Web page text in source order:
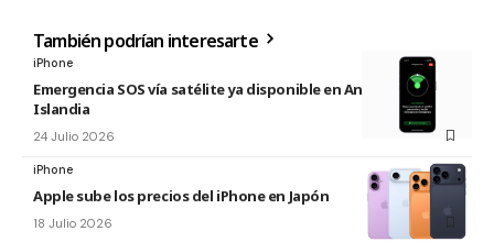
También podrían interesarte
iPhone
Emergencia SOS vía satélite ya disponible en Andorra e
Islandia
24 Julio 2026
iPhone
Apple sube los precios del iPhone en Japón
18 Julio 2026